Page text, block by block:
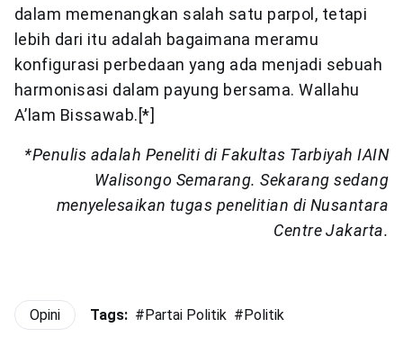
dalam memenangkan salah satu parpol, tetapi
lebih dari itu adalah bagaimana meramu
konfigurasi perbedaan yang ada menjadi sebuah
harmonisasi dalam payung bersama. Wallahu
A’lam Bissawab.[*]
*Penulis adalah Peneliti di Fakultas Tarbiyah IAIN
Walisongo Semarang. Sekarang sedang
menyelesaikan tugas penelitian di Nusantara
Centre Jakarta.
Opini Tags: #Partai Politik #Politik